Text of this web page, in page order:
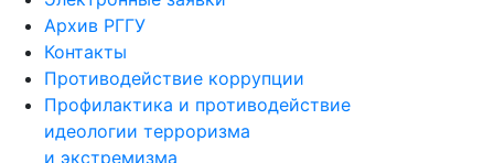
Архив РГГУ
Контакты
Противодействие коррупции
Профилактика и противодействие
идеологии терроризма
и экстремизма